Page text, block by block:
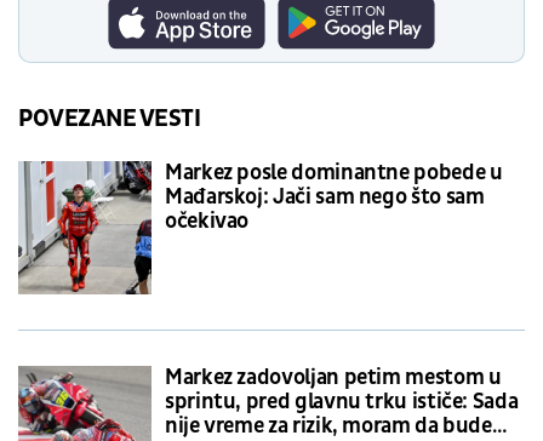
POVEZANE VESTI
Markez posle dominantne pobede u
Mađarskoj: Jači sam nego što sam
očekivao
Markez zadovoljan petim mestom u
sprintu, pred glavnu trku ističe: Sada
nije vreme za rizik, moram da budem